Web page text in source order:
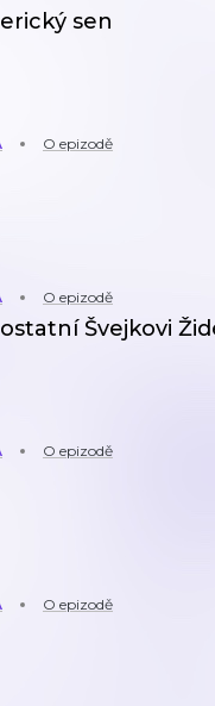
sen
O epizodě
O epizodě
Švejkovi
O epizodě
O epizodě